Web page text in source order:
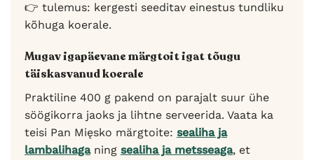
👉 tulemus: kergesti seeditav einestus tundliku
kõhuga koerale.
Mugav igapäevane märgtoit igat tõugu
täiskasvanud koerale
Praktiline 400 g pakend on parajalt suur ühe
söögikorra jaoks ja lihtne serveerida. Vaata ka
teisi Pan Mięsko märgtoite: sealiha ja
lambalihaganing sealiha ja metsseaga, et